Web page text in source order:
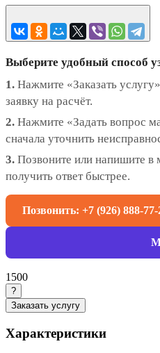
Выберите удобный способ
1. Нажмите «Заказать
заявку на расчёт.
2. Нажмите «Задать вопрос
сначала уточнить
3. Позвоните или напишите
получить ответ быстрее.
Позвонить: +7 (926) 888-77-
1500
?
Заказать услугу
Характеристики